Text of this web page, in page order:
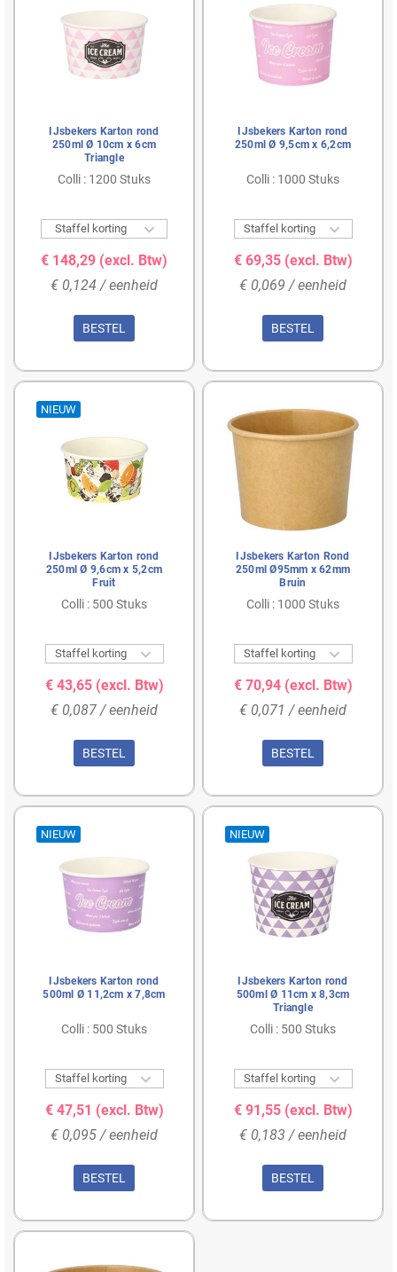
IJsbekers Karton rond
250ml Ø 10cm x 6cm
Triangle
Colli : 1200 Stuks
Staffel korting 
€ 148,29 (excl. Btw)
€ 0,124 / eenheid
BESTEL
IJsbekers Karton rond
250ml Ø 9,5cm x 6,2cm
Colli : 1000 Stuks
Staffel korting 
€ 69,35 (excl. Btw)
€ 0,069 / eenheid
BESTEL
NIEUW
IJsbekers Karton rond
250ml Ø 9,6cm x 5,2cm
Fruit
Colli : 500 Stuks
Staffel korting 
€ 43,65 (excl. Btw)
€ 0,087 / eenheid
BESTEL
IJsbekers Karton Rond
250ml Ø95mm x 62mm
Bruin
Colli : 1000 Stuks
Staffel korting 
€ 70,94 (excl. Btw)
€ 0,071 / eenheid
BESTEL
NIEUW
IJsbekers Karton rond
500ml Ø 11,2cm x 7,8cm
Colli : 500 Stuks
Staffel korting 
€ 47,51 (excl. Btw)
€ 0,095 / eenheid
BESTEL
NIEUW
IJsbekers Karton rond
500ml Ø 11cm x 8,3cm
Triangle
Colli : 500 Stuks
Staffel korting 
€ 91,55 (excl. Btw)
€ 0,183 / eenheid
BESTEL